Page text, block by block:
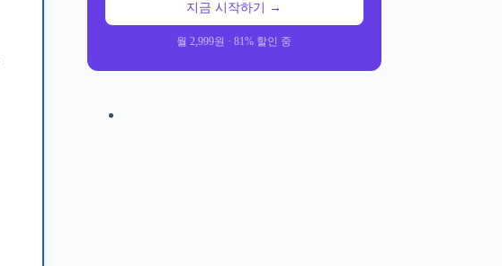
지금 시작하기 →
월 2,999원 · 81% 할인 중